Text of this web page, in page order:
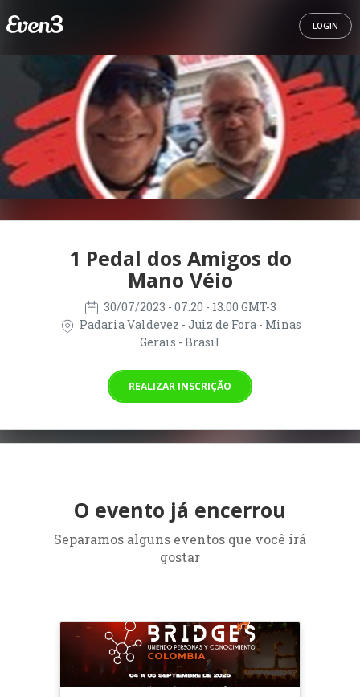
LOGIN
1 Pedal dos Amigos do
Mano Véio
30/07/2023 - 07:20 - 13:00 GMT-3
Padaria Valdevez - Juiz de Fora - Minas
Gerais - Brasil
REALIZAR INSCRIÇÃO
O evento já encerrou
Separamos alguns eventos que você irá
gostar